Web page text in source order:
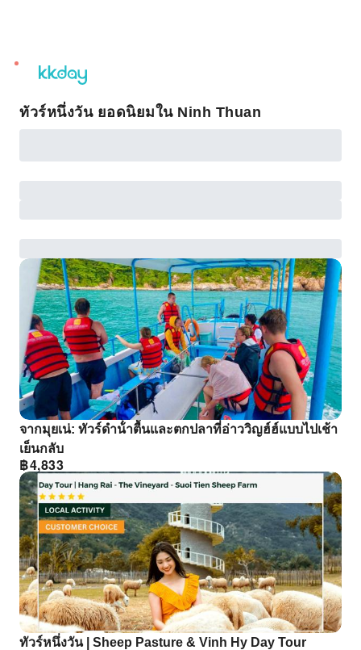
unread
notifications
ทัวร์หนึ่งวัน ยอดนิยมใน Ninh Thuan
จากมุยเน่: ทัวร์ดําน้ําตื้นและตกปลาที่อ่าววิญฮ์ฮ์แบบไปเช้า
เย็นกลับ
฿4,833
ทัวร์หนึ่งวัน | Sheep Pasture & Vinh Hy Day Tour